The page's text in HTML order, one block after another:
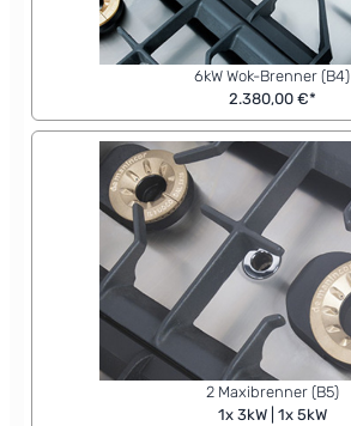
6kW Wok-Brenner (B4)
2.380,00 €*
2 Maxibrenner (B5)
1x 3kW | 1x 5kW